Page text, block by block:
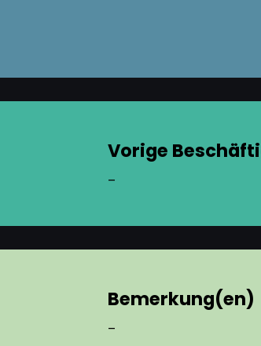
Vorige
–
Bemerkung(en)
–